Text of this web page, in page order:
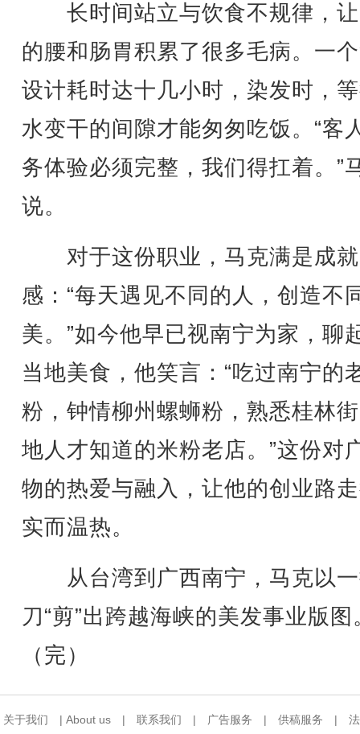
长时间站立与饮食不规律，
的腰和肠胃积累了很多毛病。一
设计耗时达十几小时，染发时，
水变干的间隙才能匆匆吃饭。“客
务体验必须完整，我们得扛着。”
说。
对于这份职业，马克满是成就
感：“每天遇见不同的人，创造不
美。”如今他早已视南宁为家，聊
当地美食，他笑言：“吃过南宁的
粉，钟情柳州螺蛳粉，熟悉桂林
地人才知道的米粉老店。”这份对
物的热爱与融入，让他的创业路
实而温热。
从台湾到广西南宁，马克以
刀“剪”出跨越海峡的美发事业版图
（完）
关于我们 | About us | 联系我们 | 广告服务 | 供稿服务 |